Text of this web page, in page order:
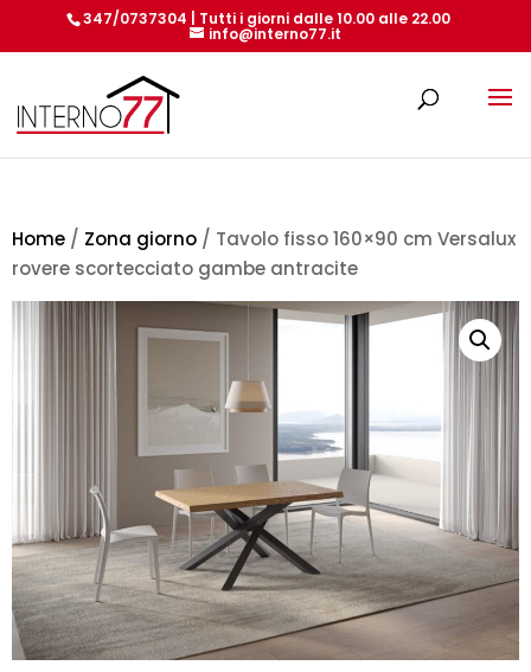
347/0737304 | Tutti i giorni dalle 10.00 alle 22.00
info@interno77.it
Home / Zona giorno / Tavolo fisso 160×90 cm Versalux
rovere scortecciato gambe antracite